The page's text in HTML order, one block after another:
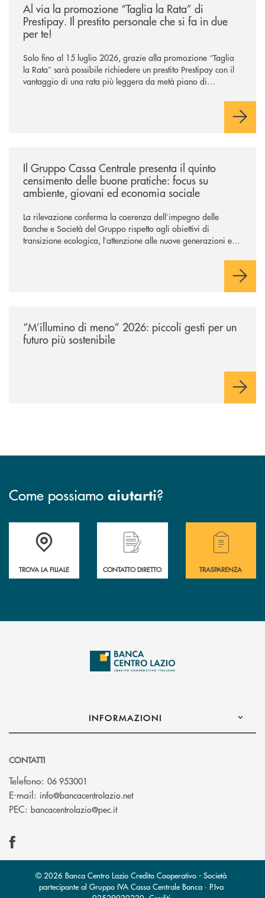
Al via la promozione “Taglia la Rata” di
Prestipay. Il prestito personale che si fa in due
per te!
Solo fino al 15 luglio 2026, grazie alla promozione “Taglia
la Rata” sarà possibile richiedere un prestito Prestipay con il
vantaggio di una rata più leggera da metà piano di
Il Gruppo Cassa Centrale presenta il quinto
censimento delle buone pratiche: focus su
ambiente, giovani ed economia sociale
La rilevazione conferma la coerenza dell’impegno delle
Banche e Società del Gruppo rispetto agli obiettivi di
transizione ecologica, l’attenzione alle nuove generazioni e
attori chiave delle comunità locali. Installate 246 colonnine di
“M’illumino di meno” 2026: piccoli gesti per un
futuro più sostenibile
Come possiamo aiutarti?
Accedi all'elenco completo delle filiali .
TROVA LA FILIALE
Hai bisogno di assistenza immediata o vuoi
CONTATTO DIRETTO
Hai bisogno di
TRASPARENZA
INFORMAZIONI
CONTATTI
Telefono: 06 953001
E-mail: info@bancacentrolazio.net(si apre l’app di posta
PEC: bancacentrolazio@pec.it(si apre l’app di posta elettronica)
© 2026 Banca Centro Lazio Credito Cooperativo - Società
partecipante al Gruppo IVA Cassa Centrale Banca · P.Iva